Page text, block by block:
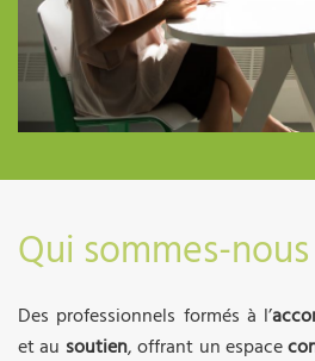
Qui sommes-
Des professionnels formés à l’
et au soutien, offrant un espace